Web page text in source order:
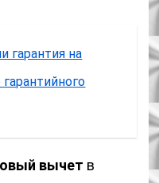
гарантия на
вычет в